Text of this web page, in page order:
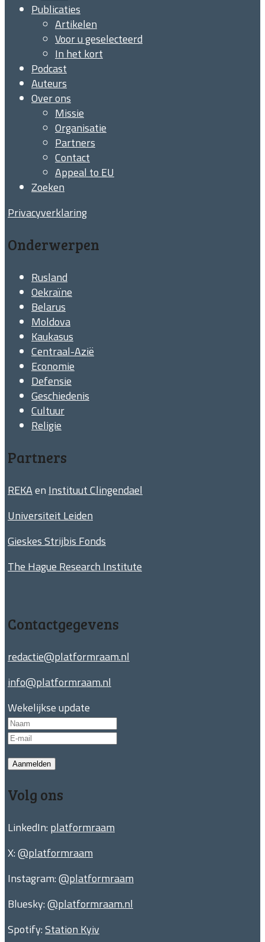
Publicaties
Artikelen
Voor u geselecteerd
In het kort
Podcast
Auteurs
Over ons
Missie
Organisatie
Partners
Contact
Appeal to EU
Zoeken
Privacyverklaring
Onderwerpen
Rusland
Oekraïne
Belarus
Moldova
Kaukasus
Centraal-Azië
Economie
Defensie
Geschiedenis
Cultuur
Religie
Partners
REKAen Instituut Clingendael
Universiteit Leiden
Gieskes Strijbis Fonds
The Hague Research Institute
Contactgegevens
redactie@platformraam.nl
info@platformraam.nl
Wekelijkse update
Aanmelden
Volg ons
LinkedIn: platformraam
X:@platformraam
Instagram:@platformraam
Bluesky:@platformraam.nl
Spotify:Station Kyiv